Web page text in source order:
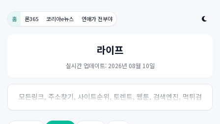
홈 론365 코리아e뉴스 연애가 전부야
라이프
실시간 업데이트: 2026년 08월 10일
모든링크, 주소찾기, 사이트순위, 토렌트, 웹툰, 검색엔진, 먹튀검
증, 스포츠, 드라마, 커뮤니티 링크사이트! 여기여